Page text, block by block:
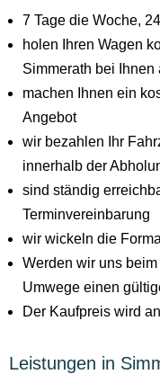
7 Tage die Woche,
holen Ihren Wagen
Simmerath bei Ihnen
machen Ihnen ein
Angebot
wir bezahlen Ihr
innerhalb der
sind ständig
Terminvereinbarung
wir wickeln die
Werden wir uns
Umwege einen
Der Kaufpreis wird
Leistungen in